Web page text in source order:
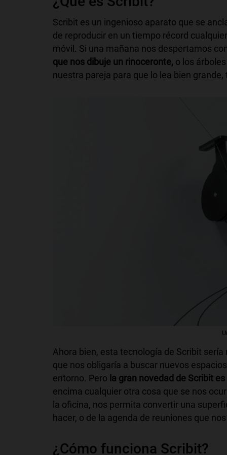
Scribit es un ingenioso aparato que se
de reproducir en un tiempo récord
móvil. Si una mañana nos despertamos
que nos dibuje un rinoceronte, o los
nuestra pareja para que lo lea bien
Ahora bien, esta tecnología de Scribit
que nos obligaría a buscar nuevos
entorno. Pero la gran novedad de Scribit
encima cualquier otra cosa que se nos
la oficina, nos permita convertir una
hacer, o de la agenda de reuniones que
¿Cómo funciona Scribit?